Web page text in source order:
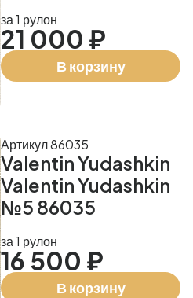
за 1 рулон
21 000 ₽
В корзину
Valentin Yudashkin
Valentin Yudashkin
№5 86035
Артикул 86035
за 1 рулон
16 500 ₽
В корзину